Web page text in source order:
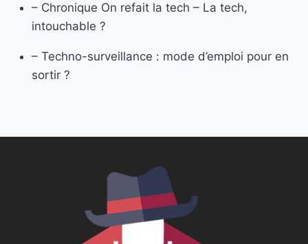
– Chronique On refait la tech – La tech,
intouchable ?
– Techno-surveillance : mode d’emploi pour en
sortir ?